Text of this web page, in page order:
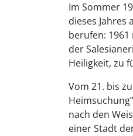
Im Sommer
dieses
berufen:
der
Heiligkeit, zu
Vom 21. bis
nach den
einer Stadt